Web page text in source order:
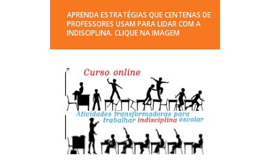
APRENDA ESTRATÉGIAS QUE CENTENAS DE
PROFESSORES USAM PARA LIDAR COM A
INDISCIPLINA. CLIQUE NA IMAGEM